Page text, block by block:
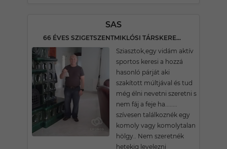
SAS
66 ÉVES SZIGETSZENTMIKLÓSI TÁRSKERESŐ
Sziasztok,egy vidám aktív
sportos keresi a hozzá
hasonló párját aki
szakított múltjával és tud
még élni nevetni szeretni s
nem fáj a feje ha........
szívesen találkoznék egy
komoly vagy komolytalan
hölgy.. Nem szeretnék
hetekig levelezni